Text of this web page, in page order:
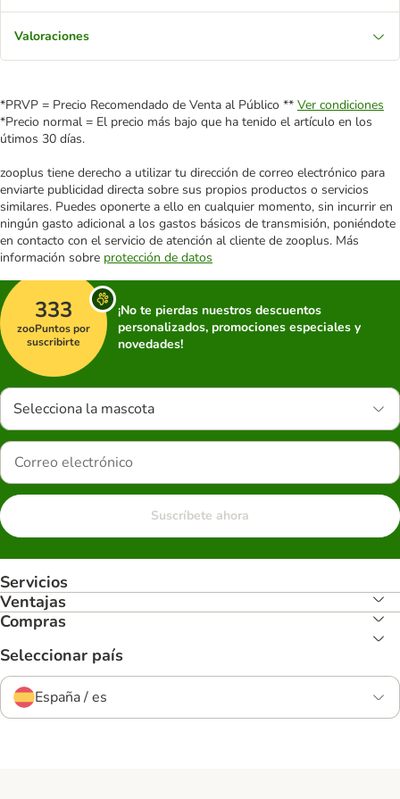
Valoraciones
*PRVP = Precio Recomendado de Venta al Público ** Ver condiciones
*Precio normal = El precio más bajo que ha tenido el artículo en los
útimos 30 días.
zooplus tiene derecho a utilizar tu dirección de correo electrónico para
enviarte publicidad directa sobre sus propios productos o servicios
similares. Puedes oponerte a ello en cualquier momento, sin incurrir en
ningún gasto adicional a los gastos básicos de transmisión, poniéndote
en contacto con el servicio de atención al cliente de zooplus. Más
información sobre protección de datos
333
zooPuntos por
suscribirte
¡No te pierdas nuestros descuentos
personalizados, promociones especiales y
novedades!
Selecciona la mascota
Suscríbete ahora
Servicios
Ventajas
Compras
Seleccionar país
España / es